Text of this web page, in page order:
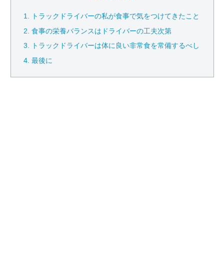
トラックドライバーの私が食事で気をつけてきたこと
食事の栄養バランスはドライバーの工夫次第
トラックドライバーは体に良い非常食を常備するべし
最後に